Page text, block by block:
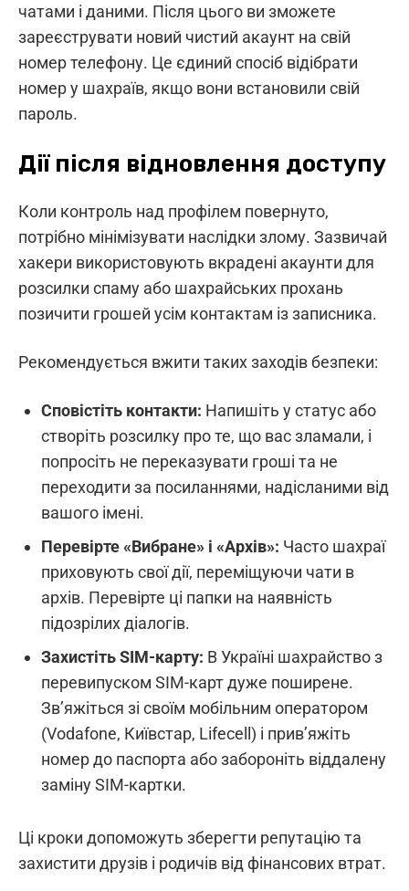
чатами і даними. Після цього ви зможете
зареєструвати новий чистий акаунт на свій
номер телефону. Це єдиний спосіб відібрати
номер у шахраїв, якщо вони встановили свій
пароль.
Дії після відновлення доступу
Коли контроль над профілем повернуто,
потрібно мінімізувати наслідки злому. Зазвичай
хакери використовують вкрадені акаунти для
розсилки спаму або шахрайських прохань
позичити грошей усім контактам із записника.
Рекомендується вжити таких заходів безпеки:
Сповістіть контакти: Напишіть у статус або
створіть розсилку про те, що вас зламали, і
попросіть не переказувати гроші та не
переходити за посиланнями, надісланими від
вашого імені.
Перевірте «Вибране» і «Архів»: Часто шахраї
приховують свої дії, переміщуючи чати в
архів. Перевірте ці папки на наявність
підозрілих діалогів.
Захистіть SIM-карту: В Україні шахрайство з
перевипуском SIM-карт дуже поширене.
Зв’яжіться зі своїм мобільним оператором
(Vodafone, Київстар, Lifecell) і прив’яжіть
номер до паспорта або забороніть віддалену
заміну SIM-картки.
Ці кроки допоможуть зберегти репутацію та
захистити друзів і родичів від фінансових втрат.